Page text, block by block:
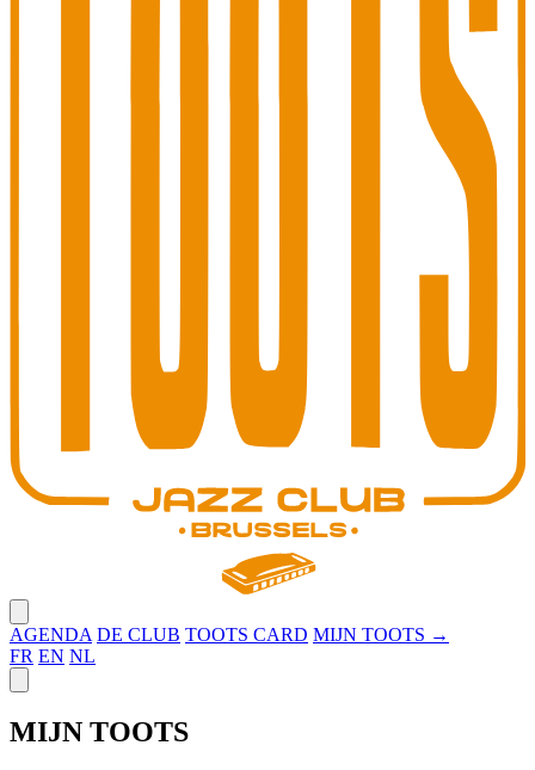
AGENDA DE CLUB TOOTS CARD MIJN TOOTS →
FR EN NL
MIJN TOOTS